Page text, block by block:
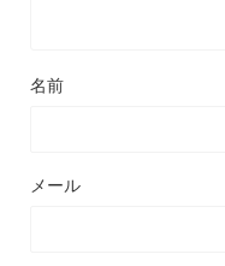
名前
メール